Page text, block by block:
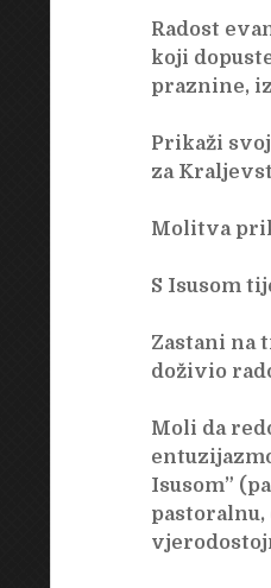
Radost
koji
praznine,
Prikaži
za
Molitva
S Isusom
Zastani na
doživio
Moli da
Isusom”